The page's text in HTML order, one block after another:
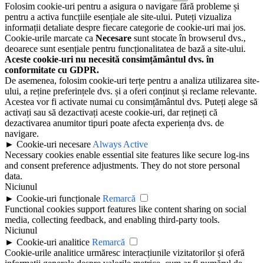
Folosim cookie-uri pentru a asigura o navigare fără probleme și
pentru a activa funcțiile esențiale ale site-ului. Puteți vizualiza
informații detaliate despre fiecare categorie de cookie-uri mai jos.
Cookie-urile marcate ca Necesare sunt stocate în browserul dvs.,
deoarece sunt esențiale pentru funcționalitatea de bază a site-ului.
Aceste cookie-uri nu necesită consimțământul dvs. în
conformitate cu GDPR.
De asemenea, folosim cookie-uri terțe pentru a analiza utilizarea site-
ului, a reține preferințele dvs. și a oferi conținut și reclame relevante.
Acestea vor fi activate numai cu consimțământul dvs. Puteți alege să
activați sau să dezactivați aceste cookie-uri, dar rețineți că
dezactivarea anumitor tipuri poate afecta experiența dvs. de
navigare.
► Cookie-uri necesare Always Active
Necessary cookies enable essential site features like secure log-ins
and consent preference adjustments. They do not store personal
data.
Niciunul
► Cookie-uri funcționale Remarcă
Functional cookies support features like content sharing on social
media, collecting feedback, and enabling third-party tools.
Niciunul
► Cookie-uri analitice Remarcă
Cookie-urile analitice urmăresc interacțiunile vizitatorilor și oferă